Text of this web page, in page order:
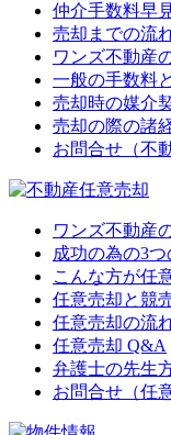
仲介手数料早
売却までの流
ワンズ不動産
一般の手数料
売却時の媒介
売却の際の諸
お問合せ（不
ワンズ不動産
成功の為の3
こんな方が任
任意売却と競
任意売却の流
任意売却 Q&A
弁護士の先生
お問合せ（任